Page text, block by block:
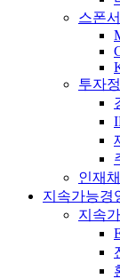
스폰
투자
인재
지속가능경
지속